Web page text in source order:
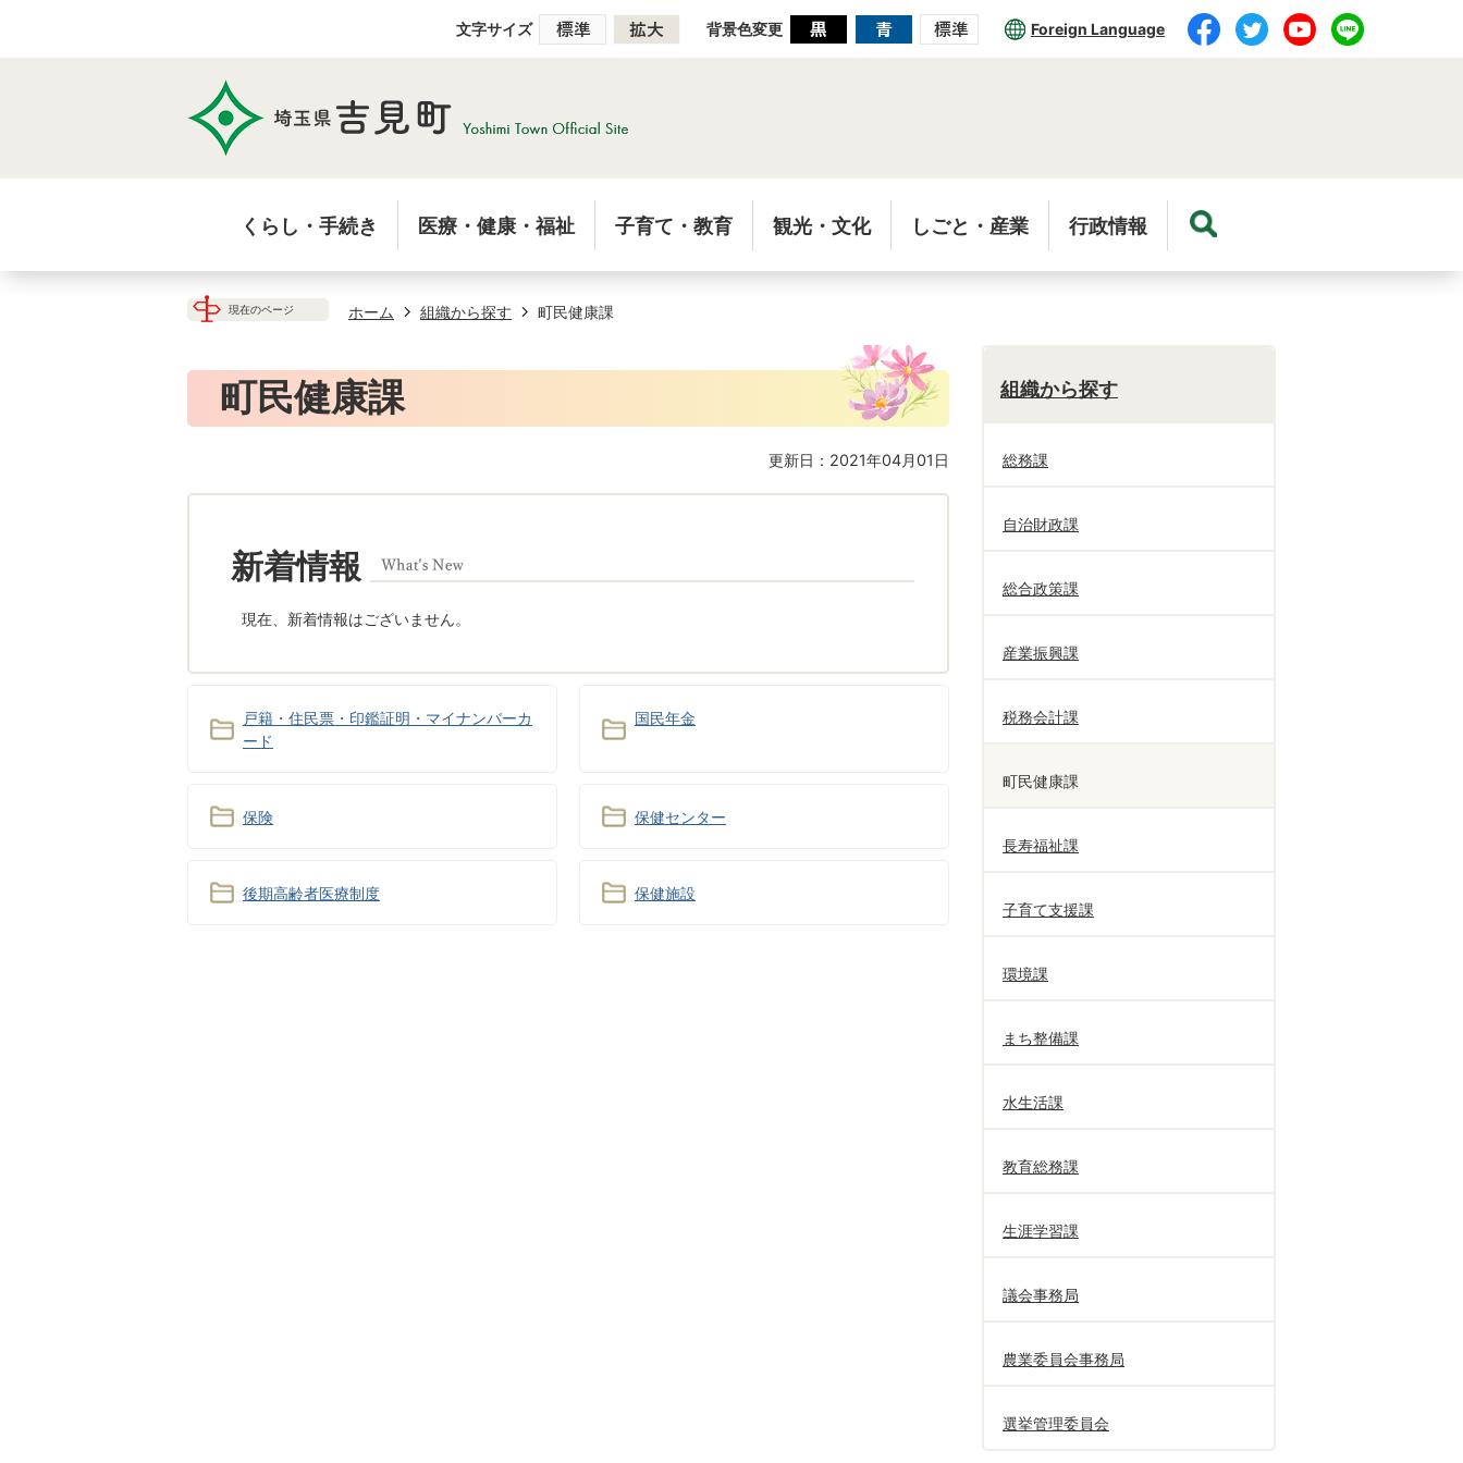
文字サイズ 背景色変更 Foreign Language
くらし・手続き 医療・健康・福祉 子育て・教育 観光・文化 しごと・産業 行政情報
現在のページ ホーム 組織から探す 町民健康課
町民健康課
更新日：2021年04月01日
新着情報
現在、新着情報はございません。
戸籍・住民票・印鑑証明・マイナンバーカ
ード
国民年金
保険 保健センター
後期高齢者医療制度 保健施設
組織から探す
総務課
自治財政課
総合政策課
産業振興課
税務会計課
町民健康課
長寿福祉課
子育て支援課
環境課
まち整備課
水生活課
教育総務課
生涯学習課
議会事務局
農業委員会事務局
選挙管理委員会